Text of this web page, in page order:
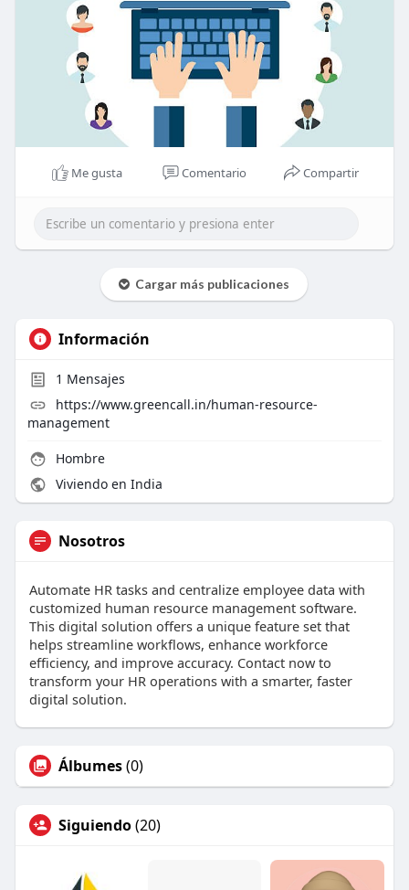
Me gusta Comentario Compartir
Cargar más publicaciones
Información
1 Mensajes
https://www.greencall.in/human-resource-
management
Hombre
Viviendo en India
Nosotros
Automate HR tasks and centralize employee data with
customized human resource management software.
This digital solution offers a unique feature set that
helps streamline workflows, enhance workforce
efficiency, and improve accuracy. Contact now to
transform your HR operations with a smarter, faster
digital solution.
Álbumes(0)
Siguiendo(20)